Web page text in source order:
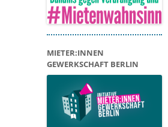
MIETER:INNEN
GEWERKSCHAFT BERLIN